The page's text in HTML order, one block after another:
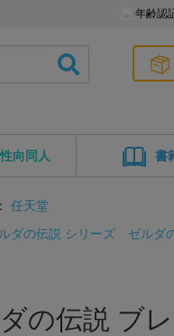
年齢認
向同人 書
任天堂
ダの伝説 シリーズ ゼルダ
の伝説 ブ